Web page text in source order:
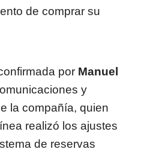
de comprar su
por Manuel
y
la compañía, quien
realizó los ajustes
de reservas